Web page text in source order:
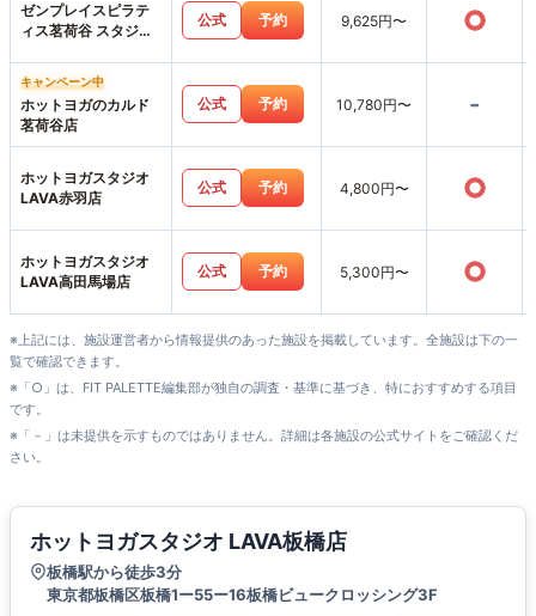
ゼンプレイスピラテ
ィス茗荷谷 スタジオ
公式 予約 9,625円〜 ○
キャンペーン中
ホットヨガのカルド
茗荷谷店
公式 予約 10,780円〜 -
ホットヨガスタジオ
LAVA赤羽店
公式 予約 4,800円〜 ○
ホットヨガスタジオ
LAVA高田馬場店
公式 予約 5,300円〜 ○
※上記には、施設運営者から情報提供のあった施設を掲載しています。全施設は下の一
覧で確認できます。
※「○」は、FIT PALETTE編集部が独自の調査・基準に基づき、特におすすめする項目
です。
※「－」は未提供を示すものではありません。詳細は各施設の公式サイトをご確認くだ
さい。
ホットヨガスタジオ LAVA板橋店
板橋駅から徒歩3分
東京都板橋区板橋1ー55ー16板橋ビュークロッシング3F